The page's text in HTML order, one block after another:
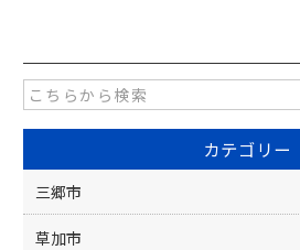
e
b
o
o
k
er
カテゴリー
三郷市
草加市